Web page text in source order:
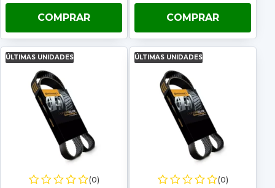
COMPRAR COMPRAR
ÚLTIMAS UNIDADES
(0)
ÚLTIMAS UNIDADES
(0)